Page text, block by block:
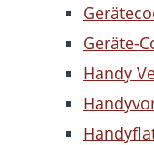
Geräte-
Handy